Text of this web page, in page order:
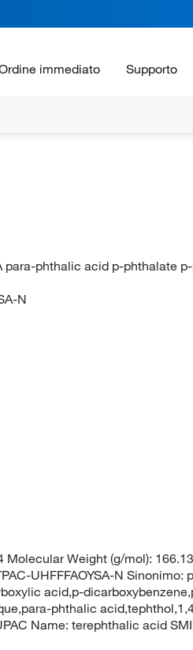
immediato Supporto
phthalic acid p-phthalate
N
Weight (g/mol):
UHFFFAOYSA-N Sinonimo:
acid,p-
phthalic
Name: terephthalic acid